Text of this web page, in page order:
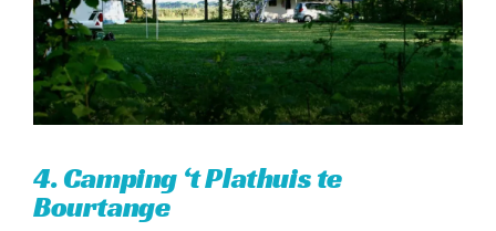
4. Camping ‘t Plathuis te
Bourtange